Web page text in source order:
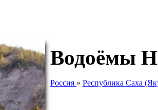
Водоёмы
Россия » Республика Саха